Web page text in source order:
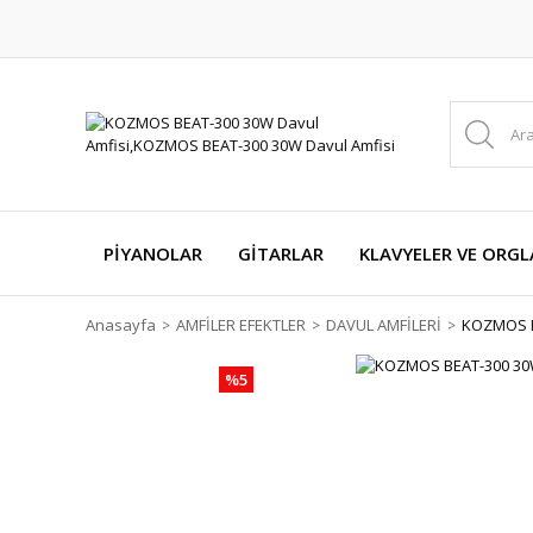
PİYANOLAR GİTARLAR KLAVYELER VE
Anasayfa AMFİLER EFEKTLER DAVUL AMFİLERİ KOZMOS
%5